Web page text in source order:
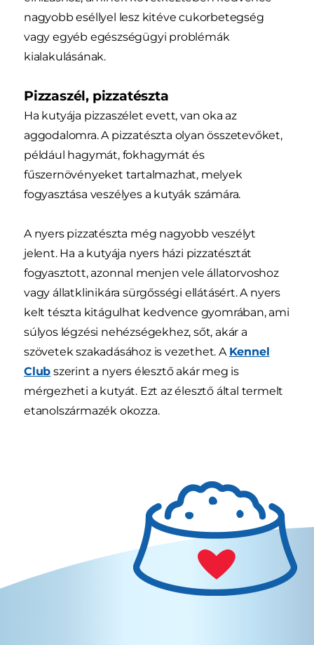
nagyobb eséllyel lesz kitéve cukorbetegség
vagy egyéb egészségügyi problémák
kialakulásának.
Pizzaszél, pizzatészta
Ha kutyája pizzaszélet evett, van oka az
aggodalomra. A pizzatészta olyan összetevőket,
például hagymát, fokhagymát és
fűszernövényeket tartalmazhat, melyek
fogyasztása veszélyes a kutyák számára.
A nyers pizzatészta még nagyobb veszélyt
jelent. Ha a kutyája nyers házi pizzatésztát
fogyasztott, azonnal menjen vele állatorvoshoz
vagy állatklinikára sürgősségi ellátásért. A nyers
kelt tészta kitágulhat kedvence gyomrában, ami
súlyos légzési nehézségekhez, sőt, akár a
szövetek szakadásához is vezethet. A Kennel
Club szerint a nyers élesztő akár meg is
mérgezheti a kutyát. Ezt az élesztő által termelt
etanolszármazék okozza.